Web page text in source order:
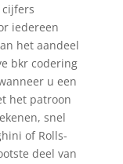
iedereen
het aandeel
bkr codering
u een
het patroon
snel
of Rolls-
deel van